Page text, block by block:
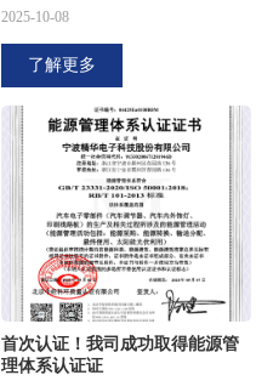
2025-10-08
了解更多
首次认证！我司成功取得能源管
理体系认证证